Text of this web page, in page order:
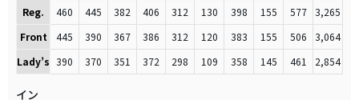
Reg.
460 445 382 406 312 130 398 155 577
3,265
Front
445 390 367 386 312 120 383 155 506
3,064
Lady’s 390 370 351 372 298 109 358 145 461 2,854
イン